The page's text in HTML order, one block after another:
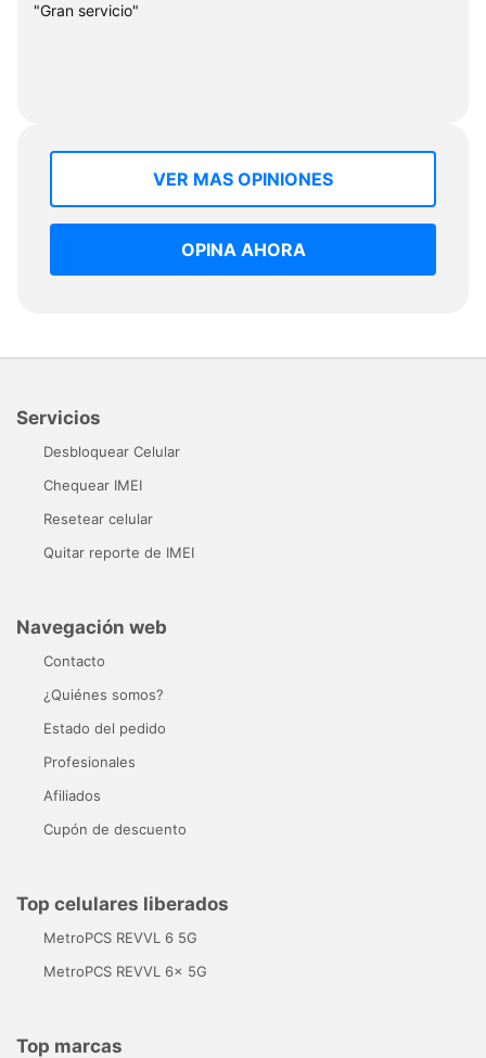
"Gran servicio"
VER MAS OPINIONES
OPINA AHORA
Servicios
Desbloquear Celular
Chequear IMEI
Resetear celular
Quitar reporte de IMEI
Navegación web
Contacto
¿Quiénes somos?
Estado del pedido
Profesionales
Afiliados
Cupón de descuento
Top celulares liberados
MetroPCS REVVL 6 5G
MetroPCS REVVL 6x 5G
Top marcas